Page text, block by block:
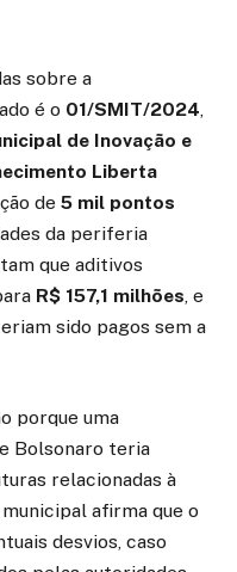
sobre a
é o 01/SMIT/2024
de Inovação e
Liberta
de 5 mil pontos
da periferia
que aditivos
R$ 157,1 milhões , e
sido pagos sem a
porque uma
Bolsonaro teria
relacionadas à
afirma que o
desvios, caso